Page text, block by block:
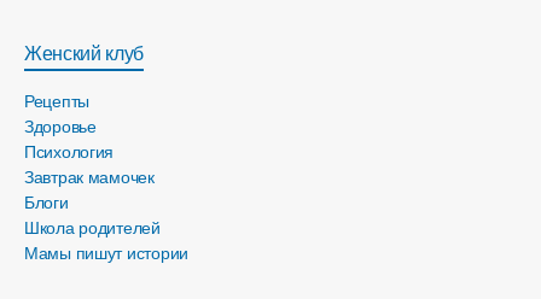
Женский клуб
Рецепты
Здоровье
Психология
Завтрак мамочек
Блоги
Школа родителей
Мамы пишут истории